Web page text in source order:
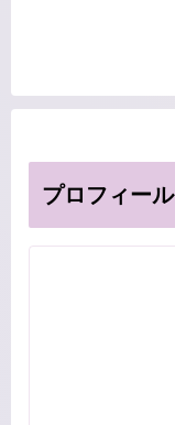
プロフィール